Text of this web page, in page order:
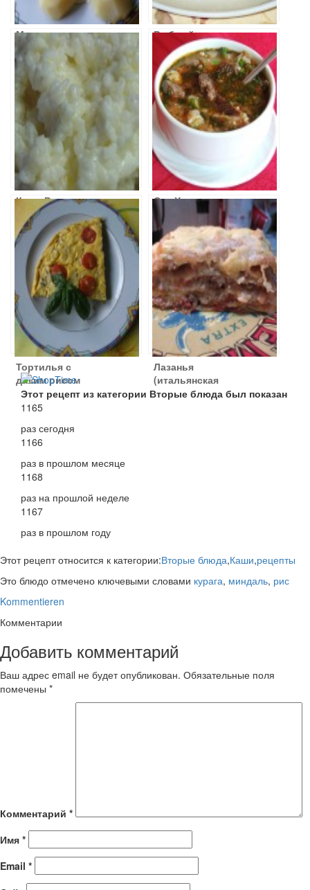
Медальоны из
свинины в
сливочном
соусе
Рыбный пирог
Каша Рисовая
Молочная
Суп Харчо
Тортилья с
диким рисом
Лазанья
(итальянская
кухня)
Этот рецепт из категории Вторые блюда был показан
1165
раз сегодня
1166
раз в прошлом месяце
1168
раз на прошлой неделе
1167
раз в прошлом году
Этот рецепт относится к категории:Вторые блюда,Каши,рецепты
Это блюдо отмечено ключевыми словами курага, миндаль, рис
Kommentieren
Комментарии
Добавить комментарий
Ваш адрес email не будет опубликован. Обязательные поля
помечены *
Комментарий *
Имя *
Email *